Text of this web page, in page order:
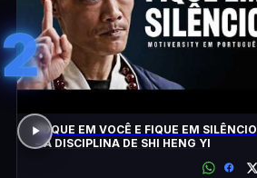
2
FOQUE EM VOCÊ E FIQUE EM SILÊNCIO
– A DISCIPLINA DE SHI HENG YI